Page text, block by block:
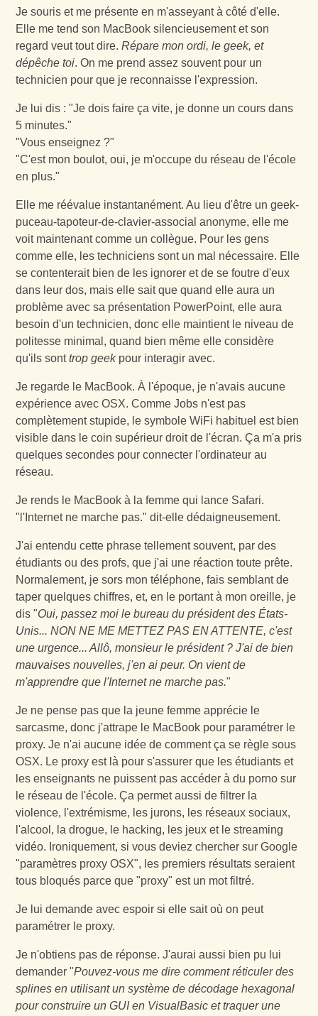
Je souris et me présente en m'asseyant à côté d'elle.
Elle me tend son MacBook silencieusement et son
regard veut tout dire.Répare mon ordi, le geek, et
dépêche toi. On me prend assez souvent pour un
technicien pour que je reconnaisse l'expression.
Je lui dis : "Je dois faire ça vite, je donne un cours dans
5 minutes."
"Vous enseignez ?"
"C'est mon boulot, oui, je m'occupe du réseau de l'école
en plus."
Elle me réévalue instantanément. Au lieu d'être un geek-
puceau-tapoteur-de-clavier-associal anonyme, elle me
voit maintenant comme un collègue. Pour les gens
comme elle, les techniciens sont un mal nécessaire. Elle
se contenterait bien de les ignorer et de se foutre d'eux
dans leur dos, mais elle sait que quand elle aura un
problème avec sa présentation PowerPoint, elle aura
besoin d'un technicien, donc elle maintient le niveau de
politesse minimal, quand bien même elle considère
qu'ils sonttrop geekpour interagir avec.
Je regarde le MacBook. À l'époque, je n'avais aucune
expérience avec OSX. Comme Jobs n'est pas
complètement stupide, le symbole WiFi habituel est bien
visible dans le coin supérieur droit de l'écran. Ça m'a pris
quelques secondes pour connecter l'ordinateur au
réseau.
Je rends le MacBook à la femme qui lance Safari.
"l'Internet ne marche pas." dit-elle dédaigneusement.
J'ai entendu cette phrase tellement souvent, par des
étudiants ou des profs, que j'ai une réaction toute prête.
Normalement, je sors mon téléphone, fais semblant de
taper quelques chiffres, et, en le portant à mon oreille, je
dis "Oui, passez moi le bureau du président des États-
Unis... NON NE ME METTEZ PAS EN ATTENTE, c'est
une urgence... Allô, monsieur le président ? J'ai de bien
mauvaises nouvelles, j'en ai peur. On vient de
m'apprendre que l'Internet ne marche pas."
Je ne pense pas que la jeune femme apprécie le
sarcasme, donc j'attrape le MacBook pour paramétrer le
proxy. Je n'ai aucune idée de comment ça se règle sous
OSX. Le proxy est là pour s'assurer que les étudiants et
les enseignants ne puissent pas accéder à du porno sur
le réseau de l'école. Ça permet aussi de filtrer la
violence, l'extrémisme, les jurons, les réseaux sociaux,
l'alcool, la drogue, le hacking, les jeux et le streaming
vidéo. Ironiquement, si vous deviez chercher sur Google
"paramètres proxy OSX", les premiers résultats seraient
tous bloqués parce que "proxy" est un mot filtré.
Je lui demande avec espoir si elle sait où on peut
paramétrer le proxy.
Je n'obtiens pas de réponse. J'aurai aussi bien pu lui
demander "Pouvez-vous me dire comment réticuler des
splines en utilisant un système de décodage hexagonal
pour construire un GUI en VisualBasic et traquer une